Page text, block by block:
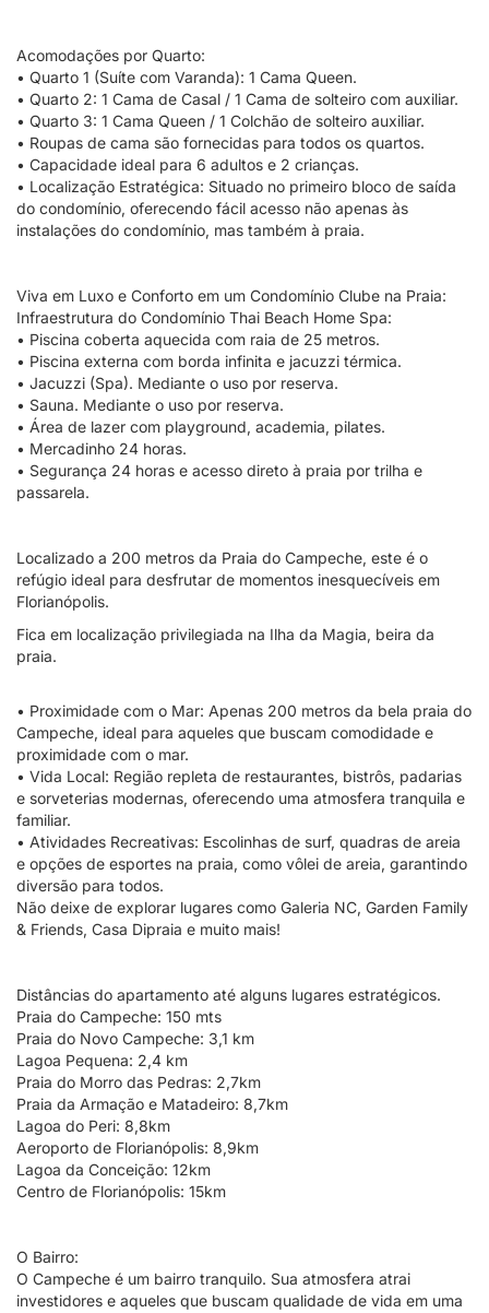
Acomodações por Quarto:
• Quarto 1 (Suíte com Varanda): 1 Cama Queen.
• Quarto 2: 1 Cama de Casal / 1 Cama de solteiro com auxiliar.
• Quarto 3: 1 Cama Queen / 1 Colchão de solteiro auxiliar.
• Roupas de cama são fornecidas para todos os quartos.
• Capacidade ideal para 6 adultos e 2 crianças.
• Localização Estratégica: Situado no primeiro bloco de saída
do condomínio, oferecendo fácil acesso não apenas às
instalações do condomínio, mas também à praia.
Viva em Luxo e Conforto em um Condomínio Clube na Praia:
Infraestrutura do Condomínio Thai Beach Home Spa:
• Piscina coberta aquecida com raia de 25 metros.
• Piscina externa com borda infinita e jacuzzi térmica.
• Jacuzzi (Spa). Mediante o uso por reserva.
• Sauna. Mediante o uso por reserva.
• Área de lazer com playground, academia, pilates.
• Mercadinho 24 horas.
• Segurança 24 horas e acesso direto à praia por trilha e
passarela.
Localizado a 200 metros da Praia do Campeche, este é o
refúgio ideal para desfrutar de momentos inesquecíveis em
Florianópolis.
Fica em localização privilegiada na Ilha da Magia, beira da
praia.
• Proximidade com o Mar: Apenas 200 metros da bela praia do
Campeche, ideal para aqueles que buscam comodidade e
proximidade com o mar.
• Vida Local: Região repleta de restaurantes, bistrôs, padarias
e sorveterias modernas, oferecendo uma atmosfera tranquila e
familiar.
• Atividades Recreativas: Escolinhas de surf, quadras de areia
e opções de esportes na praia, como vôlei de areia, garantindo
diversão para todos.
Não deixe de explorar lugares como Galeria NC, Garden Family
& Friends, Casa Dipraia e muito mais!
Distâncias do apartamento até alguns lugares estratégicos.
Praia do Campeche: 150 mts
Praia do Novo Campeche: 3,1 km
Lagoa Pequena: 2,4 km
Praia do Morro das Pedras: 2,7km
Praia da Armação e Matadeiro: 8,7km
Lagoa do Peri: 8,8km
Aeroporto de Florianópolis: 8,9km
Lagoa da Conceição: 12km
Centro de Florianópolis: 15km
O Bairro:
O Campeche é um bairro tranquilo. Sua atmosfera atrai
investidores e aqueles que buscam qualidade de vida em uma